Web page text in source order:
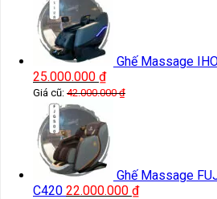
Ghế Massage
25.000.000 ₫
Giá cũ: 42.000.000₫
Ghế Massage
C420 22.000.000 ₫